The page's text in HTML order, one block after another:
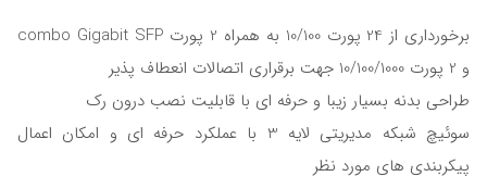
برخورداری از 24 پورت 10/100 به همراه 2 پورت combo Gigabit SFP
و 2 پورت 10/100/1000 جهت برقراری اتصالات انعطاف پذیر
طراحی بدنه بسیار زیبا و حرفه ای با قابلیت نصب درون رک
سوئیچ شبکه مدیریتی لایه 3 با عملکرد حرفه ای و امکان اعمال
پیکربندی های مورد نظر